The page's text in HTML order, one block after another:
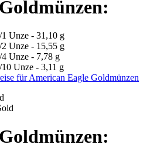
Unze - 31,10 g
Unze - 15,55 g
Unze - 7,78 g
Unze - 3,11 g
für American Eagle Goldmünzen